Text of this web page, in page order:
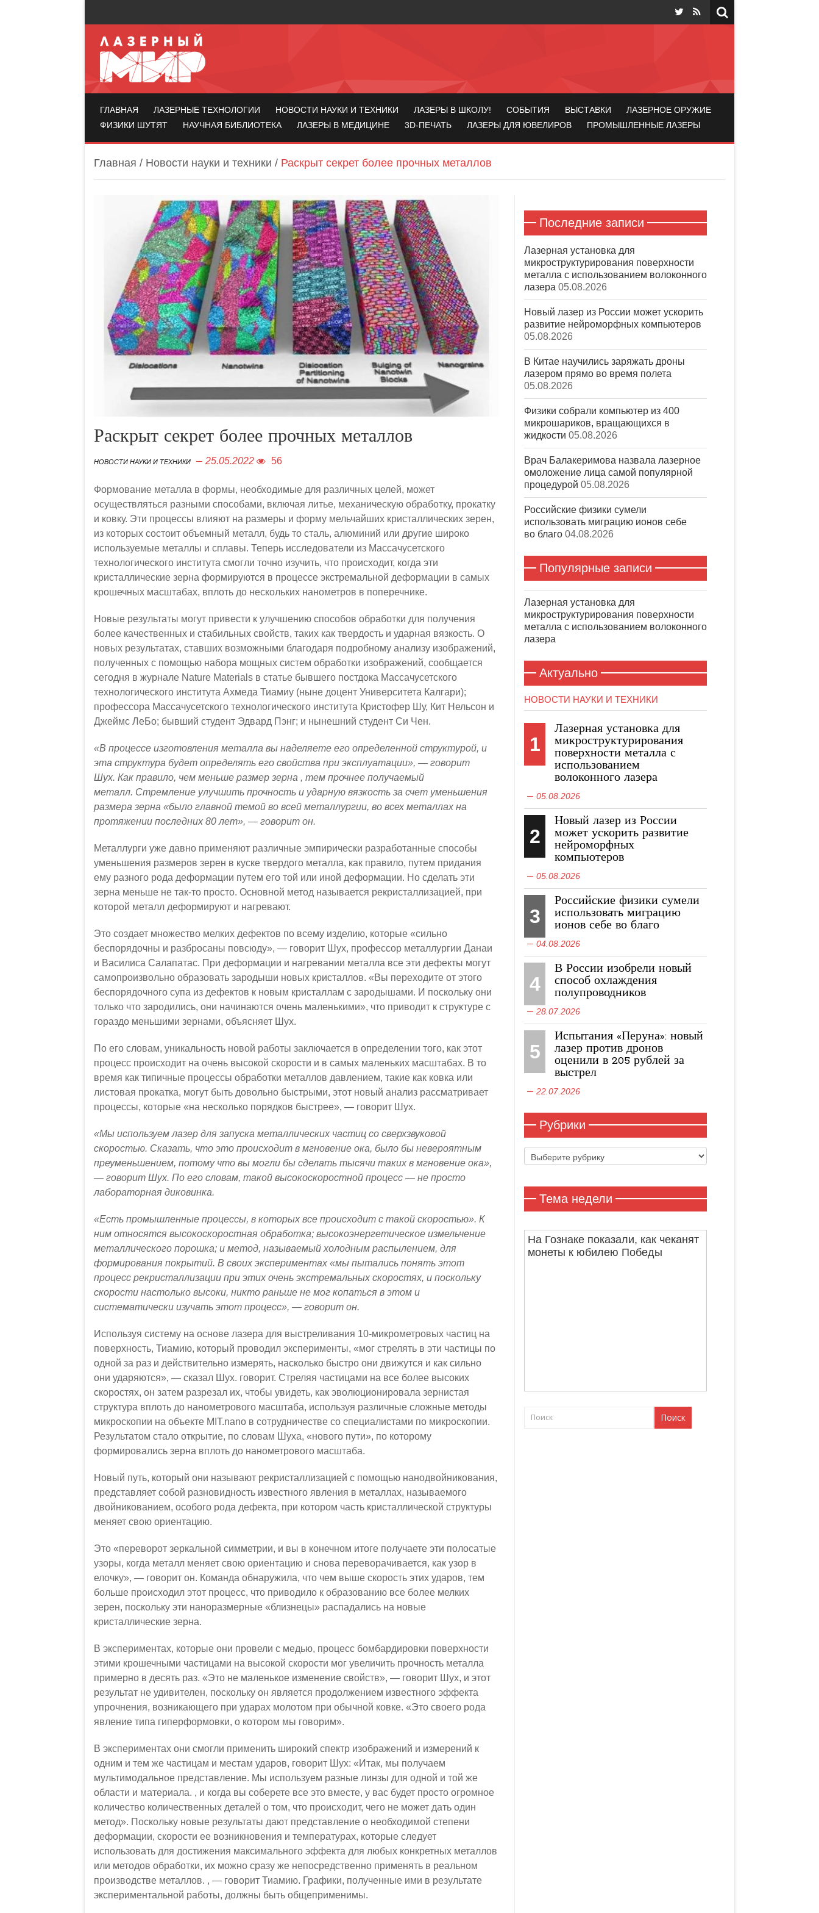
Лазерный мир
ГЛАВНАЯ ЛАЗЕРНЫЕ ТЕХНОЛОГИИ НОВОСТИ НАУКИ И ТЕХНИКИ ЛАЗЕРЫ В ШКОЛУ! СОБЫТИЯ ВЫСТАВКИ
ЛАЗЕРНОЕ ОРУЖИЕ
ФИЗИКИ ШУТЯТ
НАУЧНАЯ БИБЛИОТЕКА ЛАЗЕРЫ В МЕДИЦИНЕ 3D-ПЕЧАТЬ ЛАЗЕРЫ ДЛЯ ЮВЕЛИРОВ ПРОМЫШЛЕННЫЕ ЛАЗЕРЫ
Главная / Новости науки и техники / Раскрыт секрет более прочных металлов
Раскрыт секрет более прочных металлов
НОВОСТИ НАУКИ И ТЕХНИКИ 25.05.2022 56
Формование металла в формы, необходимые для различных целей, может
осуществляться разными способами, включая литье, механическую обработку, прокатку
и ковку. Эти процессы влияют на размеры и форму мельчайших кристаллических зерен,
из которых состоит объемный металл, будь то сталь, алюминий или другие широко
используемые металлы и сплавы. Теперь исследователи из Массачусетского
технологического института смогли точно изучить, что происходит, когда эти
кристаллические зерна формируются в процессе экстремальной деформации в самых
крошечных масштабах, вплоть до нескольких нанометров в поперечнике.
Новые результаты могут привести к улучшению способов обработки для получения
более качественных и стабильных свойств, таких как твердость и ударная вязкость. О
новых результатах, ставших возможными благодаря подробному анализу изображений,
полученных с помощью набора мощных систем обработки изображений, сообщается
сегодня в журнале Nature Materials в статье бывшего постдока Массачусетского
технологического института Ахмеда Тиамиу (ныне доцент Университета Калгари);
профессора Массачусетского технологического института Кристофер Шу, Кит Нельсон и
Джеймс ЛеБо; бывший студент Эдвард Пэнг; и нынешний студент Си Чен.
«В процессе изготовления металла вы наделяете его определенной структурой, и
эта структура будет определять его свойства при эксплуатации», — говорит
Шух. Как правило, чем меньше размер зерна , тем прочнее получаемый
металл. Стремление улучшить прочность и ударную вязкость за счет уменьшения
размера зерна «было главной темой во всей металлургии, во всех металлах на
протяжении последних 80 лет», — говорит он.
Металлурги уже давно применяют различные эмпирически разработанные способы
уменьшения размеров зерен в куске твердого металла, как правило, путем придания
ему разного рода деформации путем его той или иной деформации. Но сделать эти
зерна меньше не так-то просто. Основной метод называется рекристаллизацией, при
которой металл деформируют и нагревают.
Это создает множество мелких дефектов по всему изделию, которые «сильно
беспорядочны и разбросаны повсюду», — говорит Шух, профессор металлургии Данаи
и Василиса Салапатас. При деформации и нагревании металла все эти дефекты могут
самопроизвольно образовать зародыши новых кристаллов. «Вы переходите от этого
беспорядочного супа из дефектов к новым кристаллам с зародышами. И поскольку они
только что зародились, они начинаются очень маленькими», что приводит к структуре с
гораздо меньшими зернами, объясняет Шух.
По его словам, уникальность новой работы заключается в определении того, как этот
процесс происходит на очень высокой скорости и в самых маленьких масштабах. В то
время как типичные процессы обработки металлов давлением, такие как ковка или
листовая прокатка, могут быть довольно быстрыми, этот новый анализ рассматривает
процессы, которые «на несколько порядков быстрее», — говорит Шух.
«Мы используем лазер для запуска металлических частиц со сверхзвуковой
скоростью. Сказать, что это происходит в мгновение ока, было бы невероятным
преуменьшением, потому что вы могли бы сделать тысячи таких в мгновение ока»,
— говорит Шух. По его словам, такой высокоскоростной процесс — не просто
лабораторная диковинка.
«Есть промышленные процессы, в которых все происходит с такой скоростью». К
ним относятся высокоскоростная обработка; высокоэнергетическое измельчение
металлического порошка; и метод, называемый холодным распылением, для
формирования покрытий. В своих экспериментах «мы пытались понять этот
процесс рекристаллизации при этих очень экстремальных скоростях, и поскольку
скорости настолько высоки, никто раньше не мог копаться в этом и
систематически изучать этот процесс», — говорит он.
Используя систему на основе лазера для выстреливания 10-микрометровых частиц на
поверхность, Тиамию, который проводил эксперименты, «мог стрелять в эти частицы по
одной за раз и действительно измерять, насколько быстро они движутся и как сильно
они ударяются», — сказал Шух. говорит. Стреляя частицами на все более высоких
скоростях, он затем разрезал их, чтобы увидеть, как эволюционировала зернистая
структура вплоть до нанометрового масштаба, используя различные сложные методы
микроскопии на объекте MIT.nano в сотрудничестве со специалистами по микроскопии.
Результатом стало открытие, по словам Шуха, «нового пути», по которому
формировались зерна вплоть до нанометрового масштаба.
Новый путь, который они называют рекристаллизацией с помощью нанодвойникования,
представляет собой разновидность известного явления в металлах, называемого
двойникованием, особого рода дефекта, при котором часть кристаллической структуры
меняет свою ориентацию.
Это «переворот зеркальной симметрии, и вы в конечном итоге получаете эти полосатые
узоры, когда металл меняет свою ориентацию и снова переворачивается, как узор в
елочку», — говорит он. Команда обнаружила, что чем выше скорость этих ударов, тем
больше происходил этот процесс, что приводило к образованию все более мелких
зерен, поскольку эти наноразмерные «близнецы» распадались на новые
кристаллические зерна.
В экспериментах, которые они провели с медью, процесс бомбардировки поверхности
этими крошечными частицами на высокой скорости мог увеличить прочность металла
примерно в десять раз. «Это не маленькое изменение свойств», — говорит Шух, и этот
результат не удивителен, поскольку он является продолжением известного эффекта
упрочнения, возникающего при ударах молотом при обычной ковке. «Это своего рода
явление типа гиперформовки, о котором мы говорим».
В экспериментах они смогли применить широкий спектр изображений и измерений к
одним и тем же частицам и местам ударов, говорит Шух: «Итак, мы получаем
мультимодальное представление. Мы используем разные линзы для одной и той же
области и материала. , и когда вы соберете все это вместе, у вас будет просто огромное
количество количественных деталей о том, что происходит, чего не может дать один
метод». Поскольку новые результаты дают представление о необходимой степени
деформации, скорости ее возникновения и температурах, которые следует
использовать для достижения максимального эффекта для любых конкретных металлов
или методов обработки, их можно сразу же непосредственно применять в реальном
производстве металлов. , — говорит Тиамию. Графики, полученные ими в результате
экспериментальной работы, должны быть общеприменимы.
Последние записи
Лазерная установка для
микроструктурирования поверхности
металла с использованием волоконного
лазера 05.08.2026
Новый лазер из России может ускорить
развитие нейроморфных компьютеров
05.08.2026
В Китае научились заряжать дроны
лазером прямо во время полета
05.08.2026
Физики собрали компьютер из 400
микрошариков, вращающихся в
жидкости 05.08.2026
Врач Балакеримова назвала лазерное
омоложение лица самой популярной
процедурой 05.08.2026
Российские физики сумели
использовать миграцию ионов себе
во благо 04.08.2026
Популярные записи
Лазерная установка для
микроструктурирования поверхности
металла с использованием волоконного
лазера
Актуально
НОВОСТИ НАУКИ И ТЕХНИКИ
1
Лазерная установка для
микроструктурирования
поверхности металла с
использованием
волоконного лазера
05.08.2026
2
Новый лазер из России
может ускорить развитие
нейроморфных
компьютеров
05.08.2026
3
Российские физики сумели
использовать миграцию
ионов себе во благо
04.08.2026
4
В России изобрели новый
способ охлаждения
полупроводников
28.07.2026
5
Испытания «Перуна»: новый
лазер против дронов
оценили в 205 рублей за
выстрел
22.07.2026
Рубрики
Рубрики
Тема недели
На Гознаке показали, как чеканят
монеты к юбилею Победы